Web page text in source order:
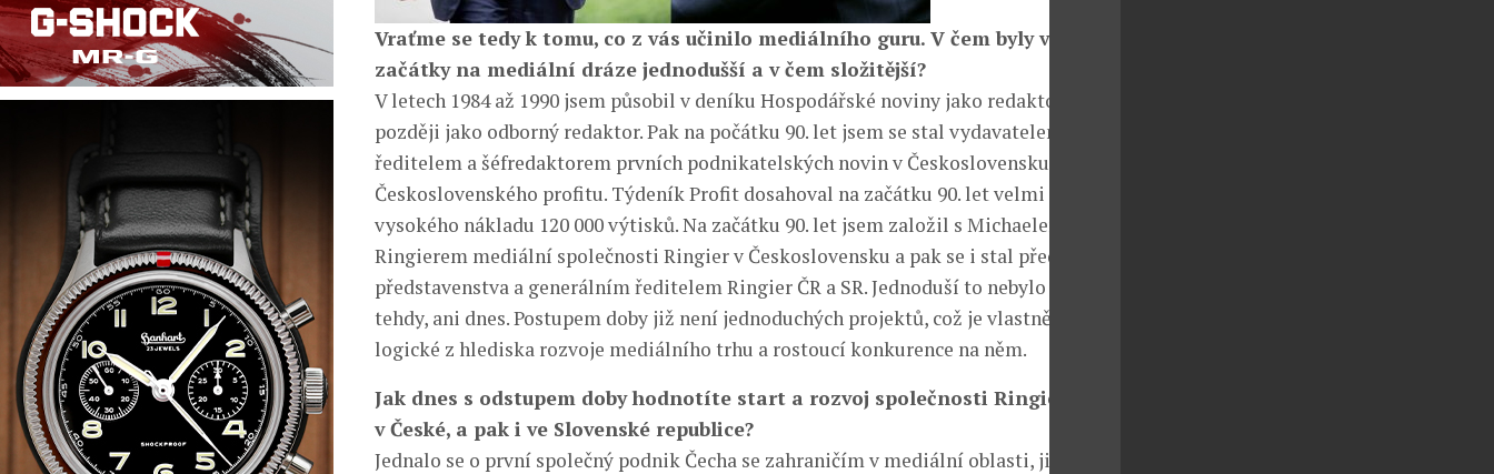
Vraťme se tedy k tomu, co z vás učinilo mediálního guru. V čem byly vaše
začátky na mediální dráze jednodušší a v čem složitější?
V letech 1984 až 1990 jsem působil v deníku Hospodářské noviny jako redaktor a
později jako odborný redaktor. Pak na počátku 90. let jsem se stal vydavatelem,
ředitelem a šéfredaktorem prvních podnikatelských novin v Československu,
Československého profitu. Týdeník Profit dosahoval na začátku 90. let velmi
vysokého nákladu 120 000 výtisků. Na začátku 90. let jsem založil s Michaelem
Ringierem mediální společnosti Ringier v Československu a pak se i stal předsedou
představenstva a generálním ředitelem Ringier ČR a SR. Jednoduší to nebylo ani
tehdy, ani dnes. Postupem doby již není jednoduchých projektů, což je vlastně
logické z hlediska rozvoje mediálního trhu a rostoucí konkurence na něm.
Jak dnes s odstupem doby hodnotíte start a rozvoj společnosti Ringier
v České, a pak i ve Slovenské republice?
Jednalo se o první společný podnik Čecha se zahraničím v mediální oblasti, již v roce